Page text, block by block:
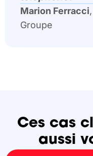
Marion Ferracci
Groupe
Ces cas
aussi